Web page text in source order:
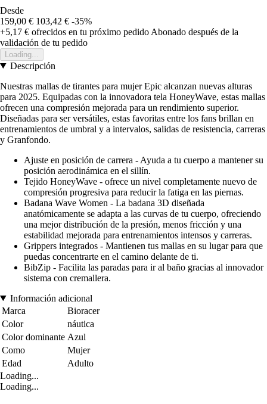
Desde
159,00 € 103,42 € -35%
+5,17 € ofrecidos en tu próximo pedido Abonado después de la
validación de tu pedido
Loading...
Descripción
Nuestras mallas de tirantes para mujer Epic alcanzan nuevas alturas
para 2025. Equipadas con la innovadora tela HoneyWave, estas mallas
ofrecen una compresión mejorada para un rendimiento superior.
Diseñadas para ser versátiles, estas favoritas entre los fans brillan en
entrenamientos de umbral y a intervalos, salidas de resistencia, carreras
y Granfondo.
Ajuste en posición de carrera - Ayuda a tu cuerpo a mantener su
posición aerodinámica en el sillín.
Tejido HoneyWave - ofrece un nivel completamente nuevo de
compresión progresiva para reducir la fatiga en las piernas.
Badana Wave Women - La badana 3D diseñada
anatómicamente se adapta a las curvas de tu cuerpo, ofreciendo
una mejor distribución de la presión, menos fricción y una
estabilidad mejorada para entrenamientos intensos y carreras.
Grippers integrados - Mantienen tus mallas en su lugar para que
puedas concentrarte en el camino delante de ti.
BibZip - Facilita las paradas para ir al baño gracias al innovador
sistema con cremallera.
Información adicional
Marca
Bioracer
Color
náutica
Color dominante Azul
Como
Mujer
Edad
Adulto
Loading...
Loading...